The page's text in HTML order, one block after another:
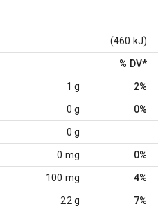
(460 kJ)
% DV*
1 g 2%
0 g 0%
0 g
0 mg 0%
100 mg 4%
22 g 7%